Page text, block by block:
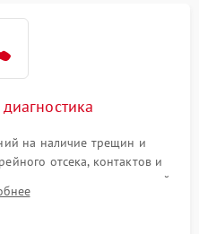
на наличие трещин и
отсека, контактов и
и четкости прицельной
Выявление проблем с